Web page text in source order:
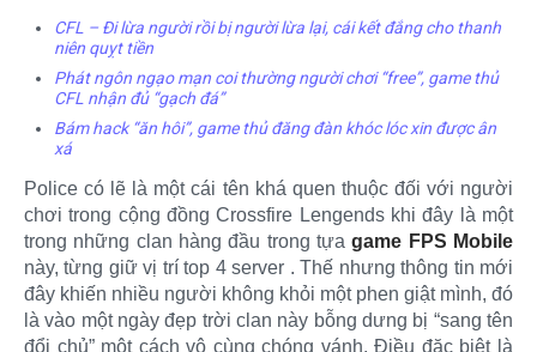
CFL – Đi lừa người rồi bị người lừa lại, cái kết đắng cho thanh
niên quỵt tiền
Phát ngôn ngạo mạn coi thường người chơi “free”, game thủ
CFL nhận đủ “gạch đá”
Bám hack “ăn hôi”, game thủ đăng đàn khóc lóc xin được ân
xá
Police có lẽ là một cái tên khá quen thuộc đối với người
chơi trong cộng đồng Crossfire Lengends khi đây là một
trong những clan hàng đầu trong tựagame FPS Mobile
này, từng giữ vị trí top 4 server . Thế nhưng thông tin mới
đây khiến nhiều người không khỏi một phen giật mình, đó
là vào một ngày đẹp trời clan này bỗng dưng bị “sang tên
đổi chủ” một cách vô cùng chóng vánh. Điều đặc biệt là